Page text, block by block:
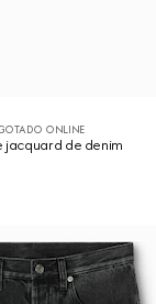
ONLINE
jacquard de denim